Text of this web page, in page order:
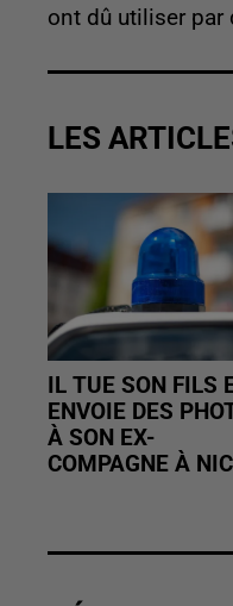
ont dû utiliser
LES
IL TUE SON FILS
ENVOIE DES
À SON EX-
COMPAGNE À